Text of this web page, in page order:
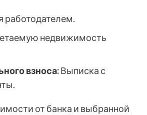
работодателем.
недвижимость
взноса:Выписка с
от банка и выбранной